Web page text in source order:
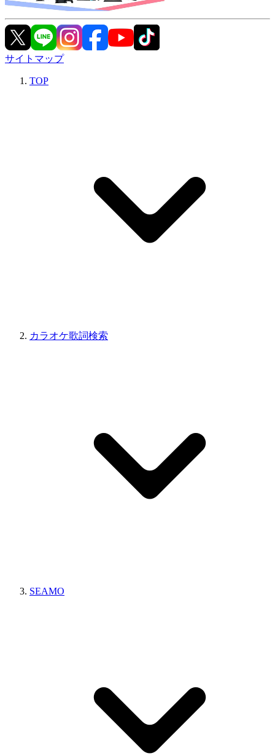
サイトマップ
TOP
カラオケ歌詞検索
SEAMO